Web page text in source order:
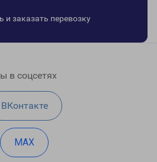
и заказать перевозку
в соцсетях
ВКонтакте
MAX